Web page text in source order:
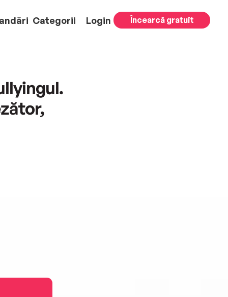
Categorii Login Încearcă gratuit